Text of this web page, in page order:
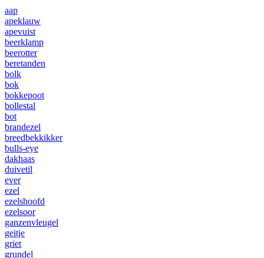
aap
apeklauw
apevuist
beerklamp
beerotter
beretanden
bolk
bok
bokkepoot
bollestal
bot
brandezel
breedbekkikker
bulls-eye
dakhaas
duivetil
ever
ezel
ezelshoofd
ezelsoor
ganzenvleugel
geitje
griet
grundel